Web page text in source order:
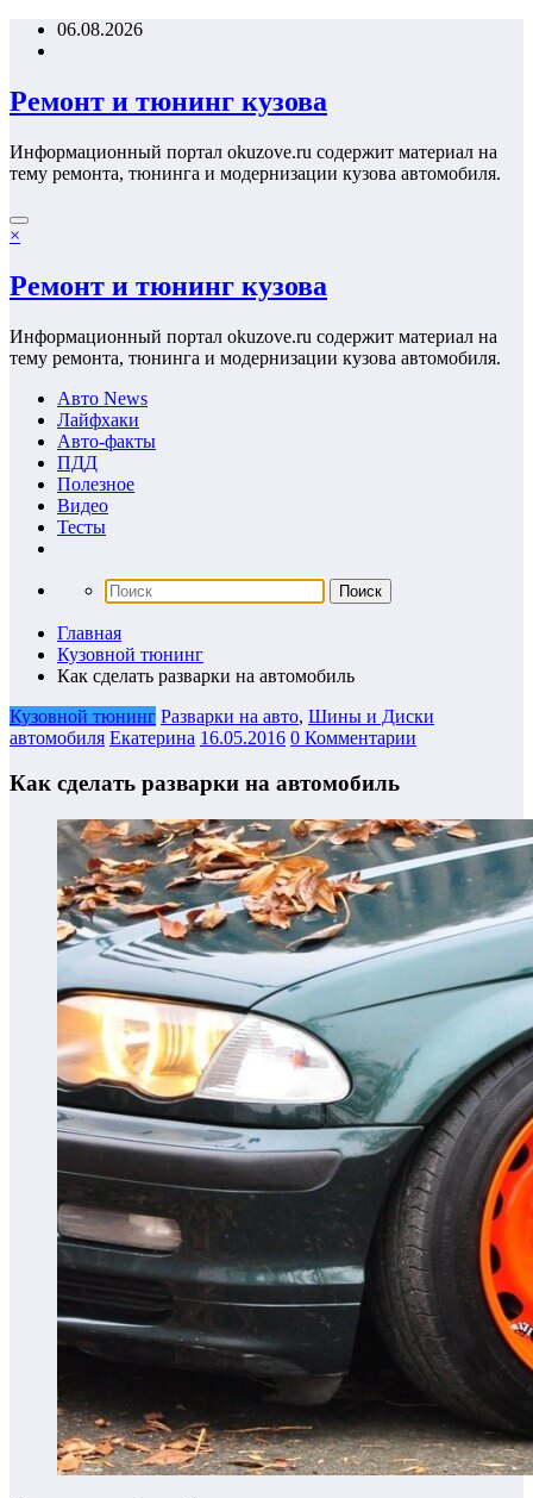
Перейти06.08.2026
Ремонт и тюнинг кузова
Информационный портал okuzove.ru содержит материал на
тему ремонта, тюнинга и модернизации кузова автомобиля.
×
Ремонт и тюнинг кузова
Информационный портал okuzove.ru содержит материал на
тему ремонта, тюнинга и модернизации кузова автомобиля.
Авто News
Лайфхаки
Авто-факты
ПДД
Полезное
Видео
Тесты
Главная
Кузовной тюнинг
Как сделать разварки на автомобиль
Кузовной тюнинг Разварки на авто, Шины и Диски
автомобиля Екатерина 16.05.2016 0 Комментарии
Как сделать разварки на автомобиль